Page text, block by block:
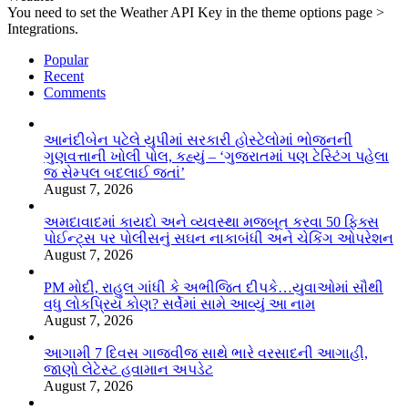
You need to set the Weather API Key in the theme options page >
Integrations.
Popular
Recent
Comments
આનંદીબેન પટેલે યુપીમાં સરકારી હોસ્ટેલોમાં ભોજનની
ગુણવત્તાની ખોલી પોલ, કહ્યું – ‘ગુજરાતમાં પણ ટેસ્ટિંગ પહેલા
જ સેમ્પલ બદલાઈ જતાં’
August 7, 2026
અમદાવાદમાં કાયદો અને વ્યવસ્થા મજબૂત કરવા 50 ફિક્સ
પોઈન્ટ્સ પર પોલીસનું સઘન નાકાબંધી અને ચેકિંગ ઓપરેશન
August 7, 2026
PM મોદી, રાહુલ ગાંધી કે અભીજિત દીપકે…યુવાઓમાં સૌથી
વધુ લોકપ્રિય કોણ? સર્વેમાં સામે આવ્યું આ નામ
August 7, 2026
આગામી 7 દિવસ ગાજવીજ સાથે ભારે વરસાદની આગાહી,
જાણો લેટેસ્ટ હવામાન અપડેટ
August 7, 2026